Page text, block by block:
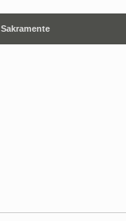
Sakramente